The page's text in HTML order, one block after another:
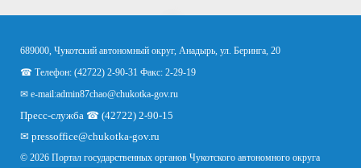
689000, Чукотский автономный округ, Анадырь, ул. Беринга, 20
☎ Телефон: (42722) 2-90-31 Факс: 2-29-19
✉ e-mail:admin87chao@chukotka-gov.ru
Пресс-служба ☎ (42722) 2-90-15
✉ pressoffice@chukotka-gov.ru
© 2026 Портал государственных органов Чукотского автономного округа